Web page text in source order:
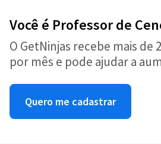
Você é Professor de
O GetNinjas recebe mais de
por mês e pode ajudar a
Quero me cadastrar